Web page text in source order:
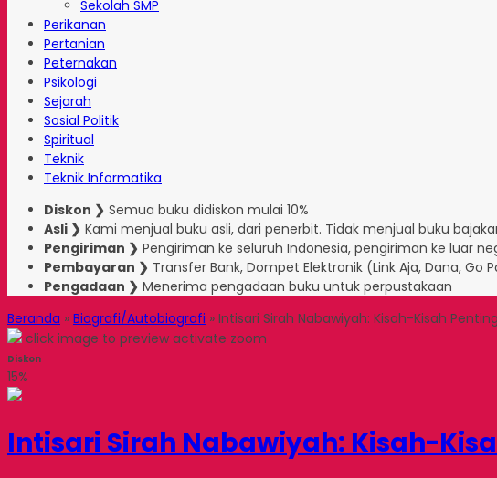
Sekolah SMP
Perikanan
Pertanian
Peternakan
Psikologi
Sejarah
Sosial Politik
Spiritual
Teknik
Teknik Informatika
Diskon ❯ Semua buku didiskon mulai 10%
Asli ❯ Kami menjual buku asli, dari penerbit. Tidak menjual buku
Pengiriman ❯ Pengiriman ke seluruh Indonesia, pengiriman ke luar
Pembayaran ❯ Transfer Bank, Dompet Elektronik (Link Aja, Dana, Go
Pengadaan ❯ Menerima pengadaan buku untuk perpustakaan
Beranda » Biografi/Autobiografi » Intisari Sirah Nabawiyah: Kisah-Kisah
click image to preview activate zoom
Diskon
15%
Intisari Sirah Nabawiyah: Kisah-